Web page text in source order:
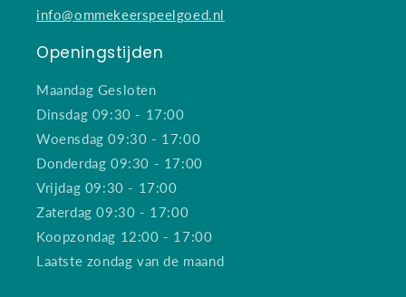
info@ommekeerspeelgoed.nl
Openingstijden
Maandag Gesloten
Dinsdag 09:30 - 17:00
Woensdag 09:30 - 17:00
Donderdag 09:30 - 17:00
Vrijdag 09:30 - 17:00
Zaterdag 09:30 - 17:00
Koopzondag 12:00 - 17:00
Laatste zondag van de maand